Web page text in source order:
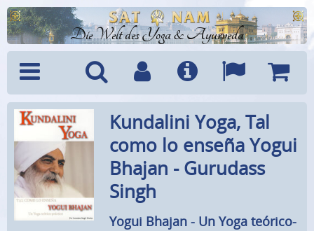
Die Welt des Yoga & Ayurveda
Menü SucheBenutzerkonto
Info Sprachen
Kundalini Yoga, Tal
como lo enseña Yogui
Bhajan - Gurudass
Singh
Yogui Bhajan - Un Yoga teórico-